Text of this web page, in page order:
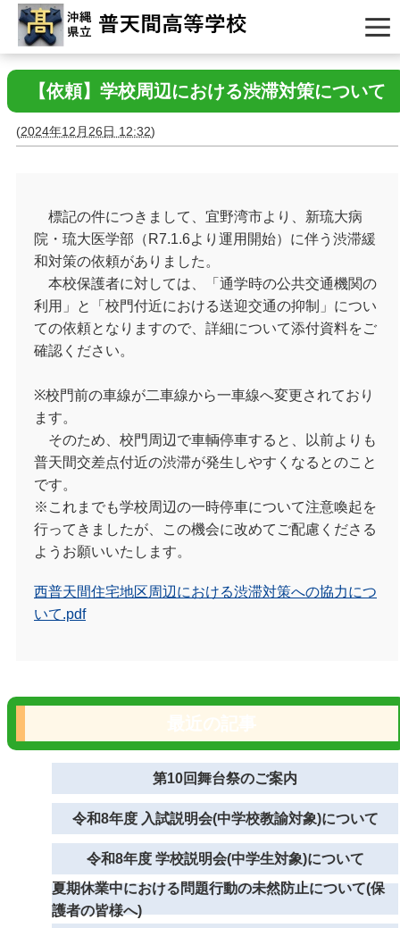
【依頼】学校周辺における渋滞対策について
(2024年12月26日 12:32)
標記の件につきまして、宜野湾市より、新琉大病
院・琉大医学部（R7.1.6より運用開始）に伴う渋滞緩
和対策の依頼がありました。
本校保護者に対しては、「通学時の公共交通機関の
利用」と「校門付近における送迎交通の抑制」につい
ての依頼となりますので、詳細について添付資料をご
確認ください。
※校門前の車線が二車線から一車線へ変更されており
ます。
そのため、校門周辺で車輌停車すると、以前よりも
普天間交差点付近の渋滞が発生しやすくなるとのこと
です。
※これまでも学校周辺の一時停車について注意喚起を
行ってきましたが、この機会に改めてご配慮くださる
ようお願いいたします。
西普天間住宅地区周辺における渋滞対策への協力につ
いて.pdf
第10回舞台祭のご案内
令和8年度 入試説明会(中学校教諭対象)について
令和8年度 学校説明会(中学生対象)について
夏期休業中における問題行動の未然防止について(保
護者の皆様へ)